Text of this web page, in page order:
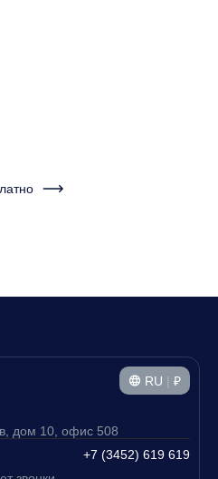
RU | ₽
дом 10, офис 508
+7 (3452) 619 619